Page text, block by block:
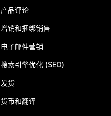
产品评论
增销和捆绑销售
电子邮件营销
搜索引擎优化 (SEO)
发货
货币和翻译